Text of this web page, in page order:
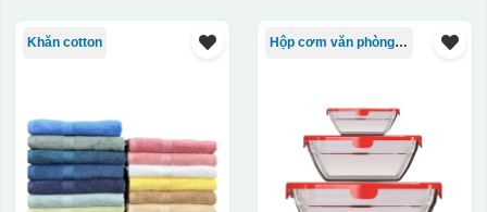
Khăn cotton Hộp cơm văn phòng Trung Quốc